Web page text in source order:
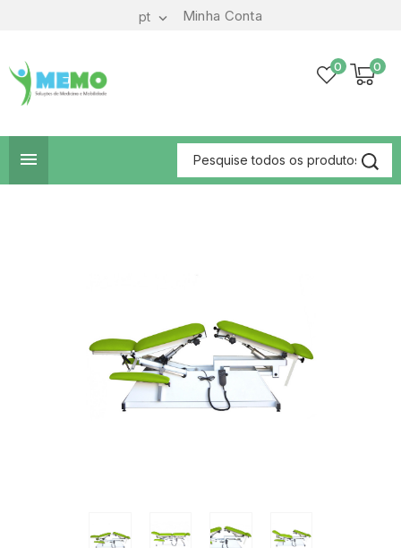
Minha Conta
pt 
0
0
